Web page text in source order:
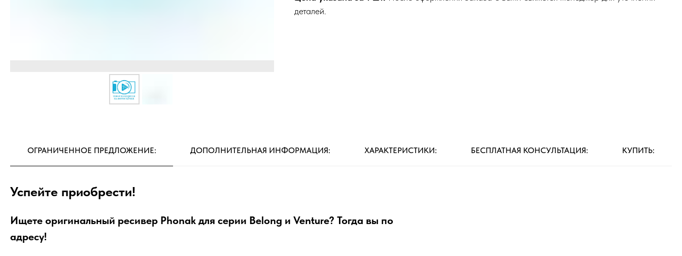
деталей.
ОГРАНИЧЕННОЕ ПРЕДЛОЖЕНИЕ: ДОПОЛНИТЕЛЬНАЯ ИНФОРМАЦИЯ: ХАРАКТЕРИСТИКИ: БЕСПЛАТНАЯ КОНСУЛЬТАЦИЯ: КУПИТЬ:
Успейте приобрести!
Ищете оригинальный ресивер Phonak для серии Belong и Venture? Тогда вы по
адресу!